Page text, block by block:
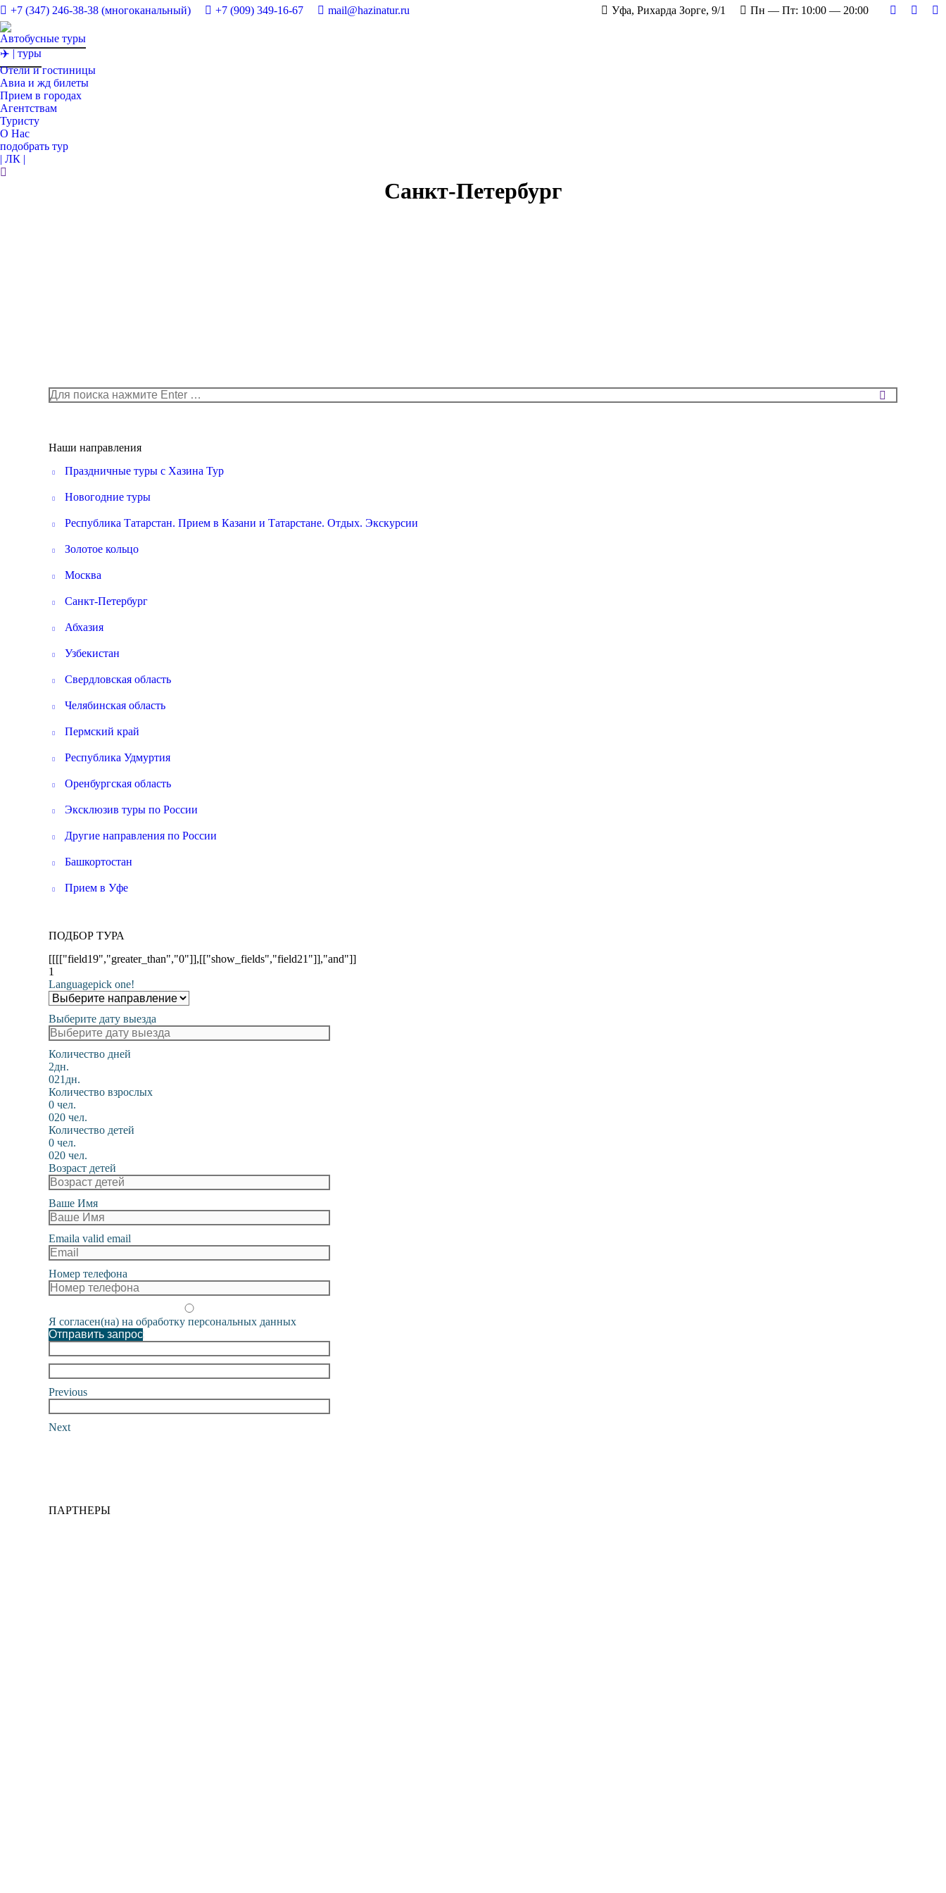
+7 (347) 246-38-38 (многоканальный) +7 (909) 349-16-67 mail@hazinatur.ru Уфа, Рихарда Зорге, 9/1 Пн — Пт: 10:00 — 20:00
Страница
Автобусные туры
✈️ | туры
Отели и гостиницы
Авиа и жд билеты
Прием в городах
Агентствам
Туристу
О Нас
подобрать тур
| ЛК |
Поиск:
Санкт-Петербург
Поиск:
Наши направления
Праздничные туры с Хазина Тур
Новогодние туры
Республика Татарстан. Прием в Казани и Татарстане. Отдых. Экскурсии
Золотое кольцо
Москва
Санкт-Петербург
Абхазия
Узбекистан
Свердловская область
Челябинская область
Пермский край
Республика Удмуртия
Оренбургская область
Эксклюзив туры по России
Другие направления по России
Башкортостан
Прием в Уфе
ПОДБОР ТУРА
[[[["field19","greater_than","0"]],[["show_fields","field21"]],"and"]]
1
Languagepick one!
Выберите дату выезда
Количество дней
2дн.
021дн.
Количество взрослых
0 чел.
020 чел.
Количество детей
0 чел.
020 чел.
Возраст детей
Ваше Имя
Emaila valid email
Номер телефона
Я согласен(на) на обработку персональных данных
Отправить запрос
Previous
Next
ПАРТНЕРЫ